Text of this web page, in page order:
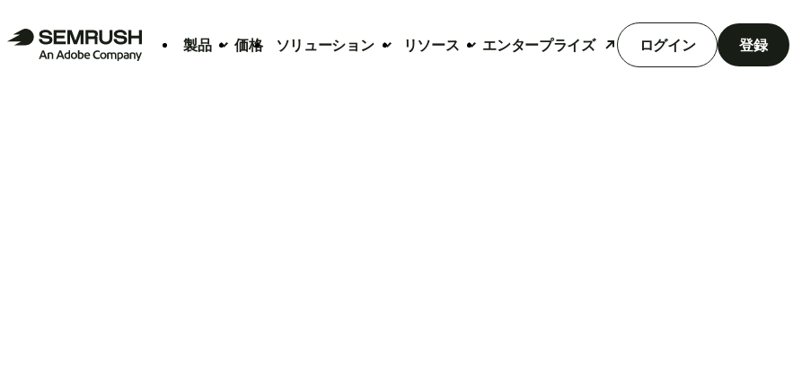
製品 価格 ソリューション リソース エンタープライズ ログイン 登録